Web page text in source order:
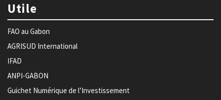
Utile
FAO au Gabon
AGRISUD International
IFAD
ANPI-GABON
Guichet Numérique de l’Investissement